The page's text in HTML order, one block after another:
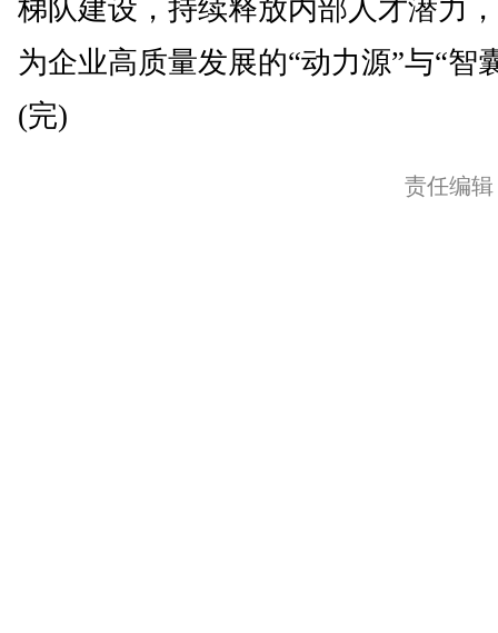
梯队建设，持续释放内部人才潜力
为企业高质量发展的“动力源”与“智
(完)
责任编